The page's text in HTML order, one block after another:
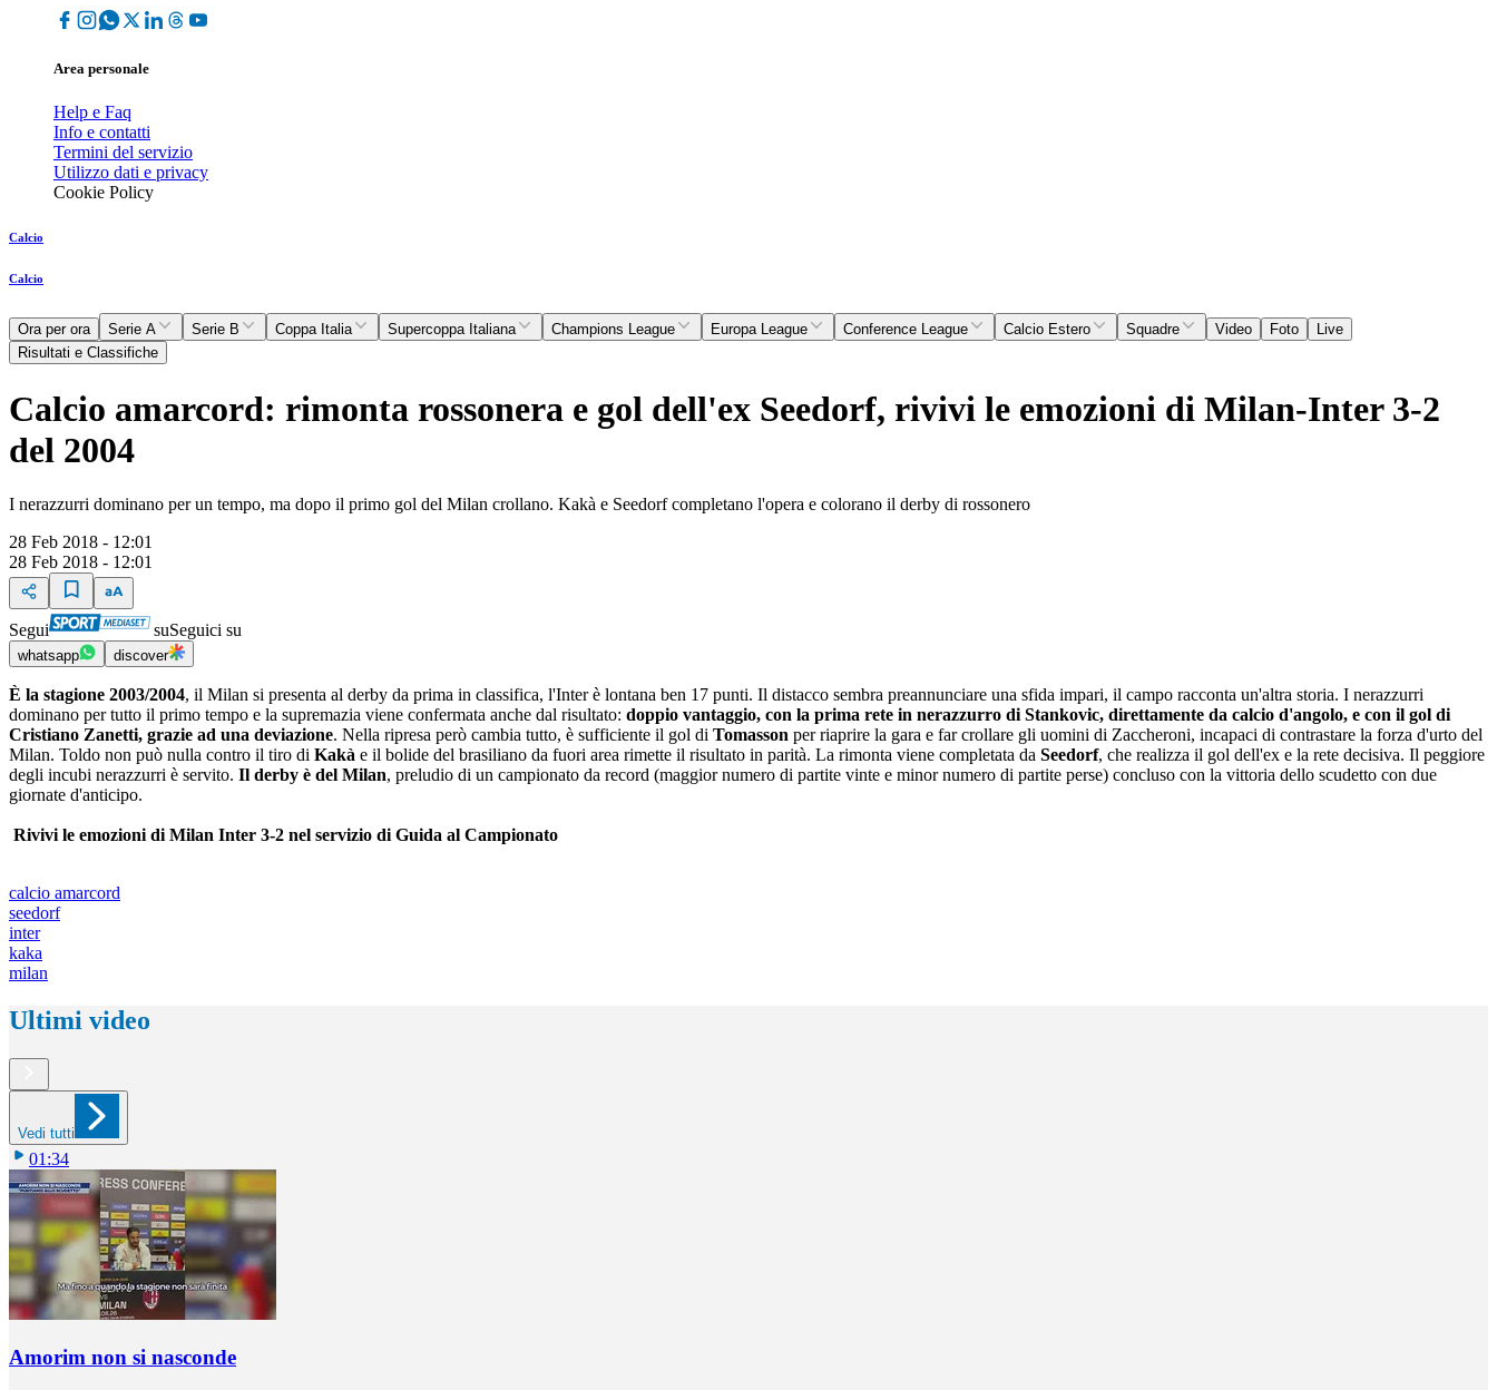
Area personale
Help e Faq
Info e contatti
Termini del servizio
Utilizzo dati e privacy
Cookie Policy
Calcio
Calcio
Ora per ora Serie A Serie B Coppa Italia Supercoppa Italiana Champions League Europa League Conference League Calcio Estero Squadre Video Foto
Live
Risultati e Classifiche
Calcio amarcord: rimonta rossonera e gol dell'ex Seedorf, rivivi le emozioni di Milan-Inter 3-2
del 2004
I nerazzurri dominano per un tempo, ma dopo il primo gol del Milan crollano. Kakà e Seedorf completano l'opera e colorano il derby di rossonero
28 Feb 2018 - 12:01
28 Feb 2018 - 12:01
Segui suSeguici su
whatsapp discover
È la stagione 2003/2004, il Milan si presenta al derby da prima in classifica, l'Inter è lontana ben 17 punti. Il distacco sembra preannunciare una sfida impari, il campo racconta un'altra storia. I nerazzurri
dominano per tutto il primo tempo e la supremazia viene confermata anche dal risultato: doppio vantaggio, con la prima rete in nerazzurro di Stankovic, direttamente da calcio d'angolo, e con il gol di
Cristiano Zanetti, grazie ad una deviazione. Nella ripresa però cambia tutto, è sufficiente il gol di Tomasson per riaprire la gara e far crollare gli uomini di Zaccheroni, incapaci di contrastare la forza d'urto del
Milan. Toldo non può nulla contro il tiro di Kakà e il bolide del brasiliano da fuori area rimette il risultato in parità. La rimonta viene completata da Seedorf, che realizza il gol dell'ex e la rete decisiva. Il peggiore
degli incubi nerazzurri è servito. Il derby è del Milan, preludio di un campionato da record (maggior numero di partite vinte e minor numero di partite perse) concluso con la vittoria dello scudetto con due
giornate d'anticipo.
Rivivi le emozioni di Milan Inter 3-2 nel servizio di Guida al Campionato
calcio amarcord
seedorf
inter
kaka
milan
Ultimi video
Vedi tutti
01:34
Amorim non si nasconde